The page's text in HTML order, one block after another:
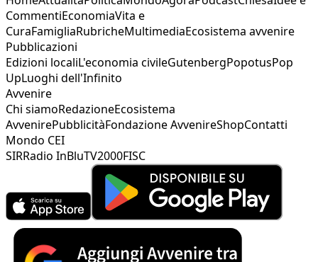
CommentiEconomiaVita e
CuraFamigliaRubricheMultimediaEcosistema avvenire
Pubblicazioni
Edizioni localiL'economia civileGutenbergPopotusPop
UpLuoghi dell'Infinito
Avvenire
Chi siamoRedazioneEcosistema
AvvenirePubblicitàFondazione AvvenireShopContatti
Mondo CEI
SIRRadio InBluTV2000FISC